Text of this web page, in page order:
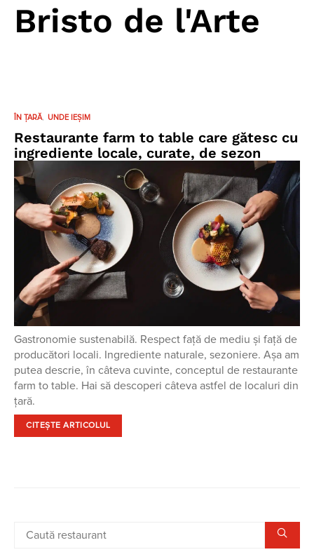
Bristo de l'Arte
ÎN ȚARĂ UNDE IEȘIM
Restaurante farm to table care gătesc cu
ingrediente locale, curate, de sezon
Gastronomie sustenabilă. Respect față de mediu și față de
producători locali. Ingrediente naturale, sezoniere. Așa am
putea descrie, în câteva cuvinte, conceptul de restaurante
farm to table. Hai să descoperi câteva astfel de localuri din
țară.
CITEȘTE ARTICOLUL